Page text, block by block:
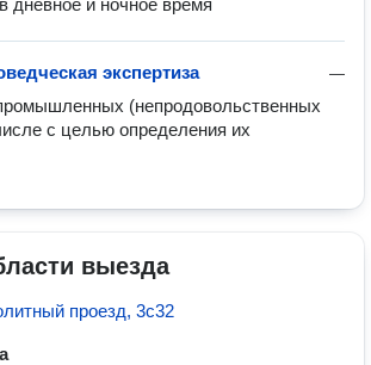
дневное и ночное время
—
экспертиза
(непродовольственных
с целью определения их
выезда
проезд, 3с32